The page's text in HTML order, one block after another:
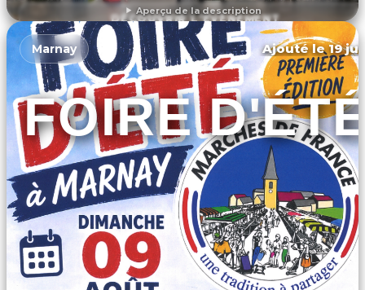
Aperçu de la description
DÉCOUVRIR L'ÉVÉNEMENT
Marnay Ajouté le 19
FOIRE